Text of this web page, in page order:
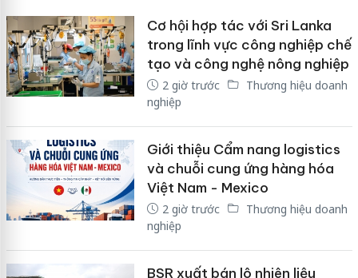
Cơ hội hợp tác với Sri Lanka
trong lĩnh vực công nghiệp chế
tạo và công nghệ nông nghiệp
2 giờ trước
Thương hiệu doanh
nghiệp
Giới thiệu Cẩm nang logistics
và chuỗi cung ứng hàng hóa
Việt Nam - Mexico
2 giờ trước
Thương hiệu doanh
nghiệp
BSR xuất bán lô nhiên liệu